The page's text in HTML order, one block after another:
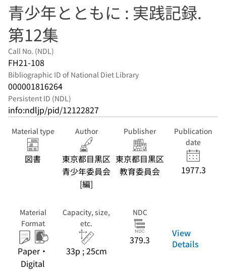
青少年とともに : 実践記録.
第12集
Call No. (NDL)
FH21-108
Bibliographic ID of National Diet Library
000001816264
Persistent ID (NDL)
info:ndljp/pid/12122827
Material type
図書
Author
東京都目黒区
青少年委員会
[編]
Publisher
東京都目黒区
教育委員会
Publication
date
1977.3
Material
Format
Paper・
Digital
Capacity, size,
etc.
33p ; 25cm
NDC
379.3
View
Details